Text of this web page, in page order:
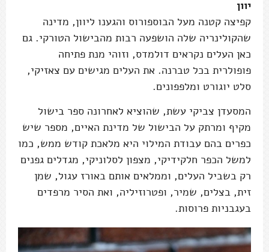
יוון
קפיצה קטנה מעל הבוספורוס והגענו ליוון, מדינה
שהקולינריה שלה הושפעה רבות מהבישול הטורקי. גם
כאן העלים נקראים דולמדס, וזוהי מנת פתיחה
פופולרית בכל טברנה. את העלים מגישים עם צאזיקי,
סלט יוגורט ומלפפונים.
המסעדן צביקי עשת, שהוציא לאחרונה ספר בישול
מקיף ומרתק על הבישול של מדינת האיים, מספר שיש
כפרים בהם עבודת המילוי היא מלאכת קודש ממש, כמו
למשל הכפר חלקידיקי, מצפון לסלוניקי, מגדלים גפנים
רק בשביל העלים, וממלאים אותם באורז עגול, שמן
זית, בצלים, שמיר, ופטרוזיליה, ואת הסיר מרפדים
בעגבניות פרוסות.